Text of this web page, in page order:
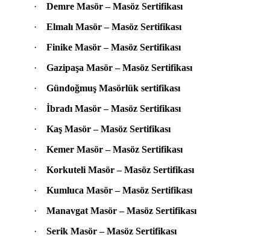
·
Demre Masör – Masöz Sertifikası
·
Elmalı Masör – Masöz Sertifikası
·
Finike Masör – Masöz Sertifikası
·
Gazipaşa Masör – Masöz Sertifikası
·
Gündoğmuş Masörlük sertifikası
·
İbradı Masör – Masöz Sertifikası
·
Kaş Masör – Masöz Sertifikası
·
Kemer Masör – Masöz Sertifikası
·
Korkuteli Masör – Masöz Sertifikası
·
Kumluca Masör – Masöz Sertifikası
·
Manavgat Masör – Masöz Sertifikası
·
Serik Masör – Masöz Sertifikası